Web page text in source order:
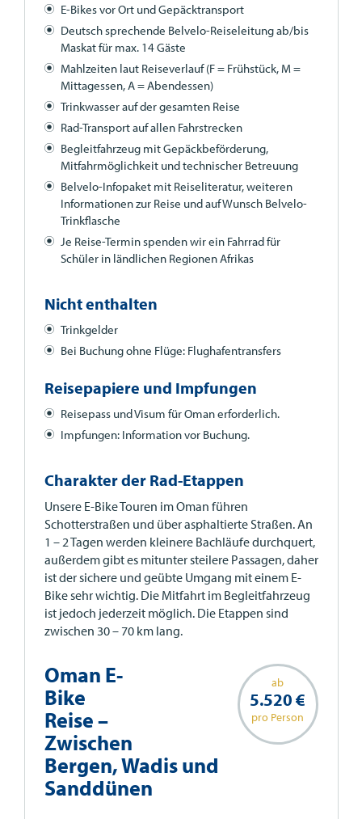
E-Bikes vor Ort und Gepäcktransport
Deutsch sprechende Belvelo-Reiseleitung ab/bis
Maskat für max. 14 Gäste
Mahlzeiten laut Reiseverlauf (F = Frühstück, M =
Mittagessen, A = Abendessen)
Trinkwasser auf der gesamten Reise
Rad-Transport auf allen Fahrstrecken
Begleitfahrzeug mit Gepäckbeförderung,
Mitfahrmöglichkeit und technischer Betreuung
Belvelo-Infopaket mit Reiseliteratur, weiteren
Informationen zur Reise und auf Wunsch Belvelo-
Trinkflasche
Je Reise-Termin spenden wir ein Fahrrad für
Schüler in ländlichen Regionen Afrikas
Nicht enthalten
Trinkgelder
Bei Buchung ohne Flüge: Flughafentransfers
Reisepapiere und Impfungen
Reisepass und Visum für Oman erforderlich.
Impfungen: Information vor Buchung.
Charakter der Rad-Etappen
Unsere E-Bike Touren im Oman führen
Schotterstraßen und über asphaltierte Straßen. An
1 – 2 Tagen werden kleinere Bachläufe durchquert,
außerdem gibt es mitunter steilere Passagen, daher
ist der sichere und geübte Umgang mit einem E-
Bike sehr wichtig. Die Mitfahrt im Begleitfahrzeug
ist jedoch jederzeit möglich. Die Etappen sind
zwischen 30 – 70 km lang.
ab
5.520 €
pro Person
Oman E-
Bike
Reise –
Zwischen
Bergen, Wadis und
Sanddünen